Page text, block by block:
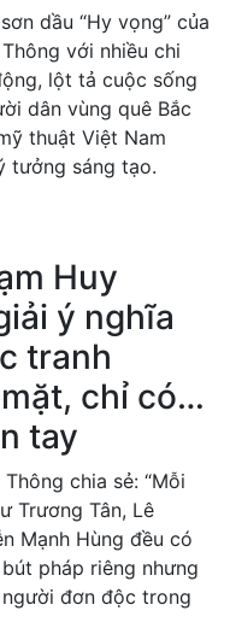
dầu “Hy vọng” của
với nhiều chi
lột tả cuộc sống
dân vùng quê Bắc
thuật Việt Nam
tưởng sáng tạo.
Huy
ý nghĩa
tranh
chỉ có…
tay
chia sẻ: “Mỗi
Trương Tân, Lê
Mạnh Hùng đều có
pháp riêng nhưng
đơn độc trong